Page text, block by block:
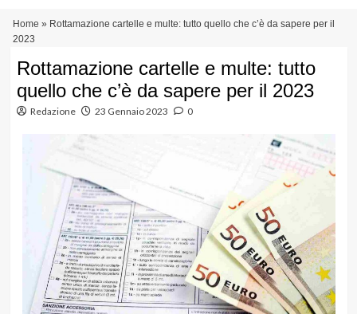
principale
Home » Rottamazione cartelle e multe: tutto quello che c’è da sapere per il
2023
Rottamazione cartelle e multe: tutto
quello che c’è da sapere per il 2023
Redazione 23 Gennaio 2023 0